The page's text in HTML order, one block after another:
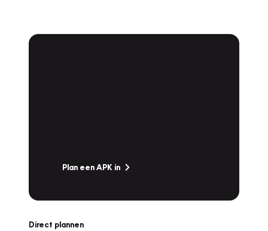
Plan een APK in
Direct plannen